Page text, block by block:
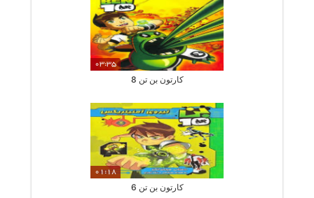
03:35
کارتون بن تن 8
01:18
کارتون بن تن 6